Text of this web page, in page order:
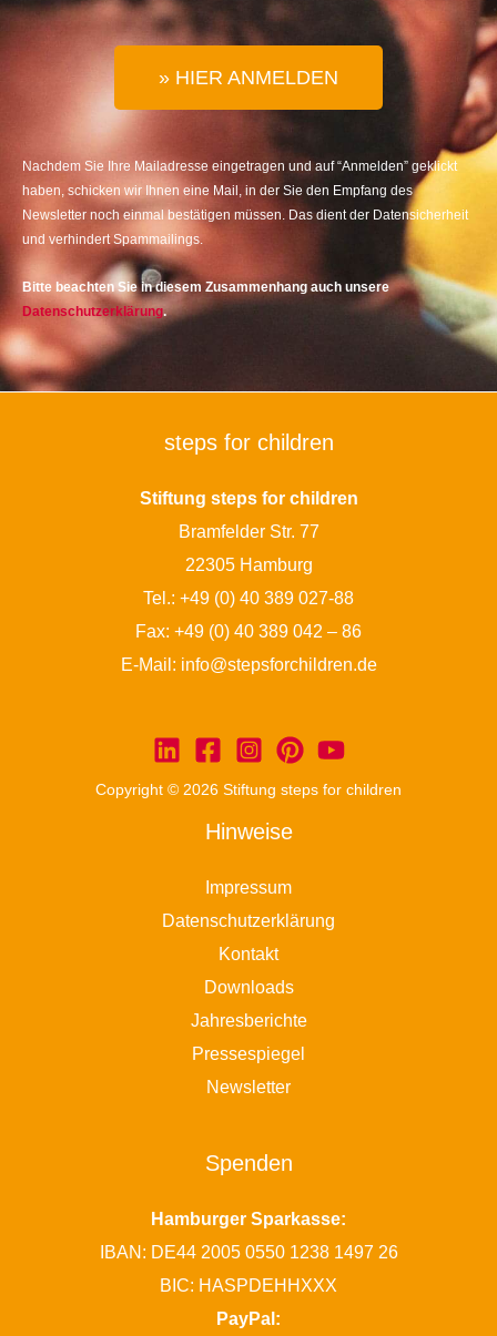
» HIER ANMELDEN
Nachdem Sie Ihre Mailadresse eingetragen und auf “Anmelden” geklickt
haben, schicken wir Ihnen eine Mail, in der Sie den Empfang des
Newsletter noch einmal bestätigen müssen. Das dient der Datensicherheit
und verhindert Spammailings.
Bitte beachten Sie in diesem Zusammenhang auch unsere
Datenschutzerklärung.
steps for children
Stiftung steps for children
Bramfelder Str. 77
22305 Hamburg
Tel.: +49 (0) 40 389 027-88
Fax: +49 (0) 40 389 042 – 86
E-Mail: info@stepsforchildren.de
Copyright © 2026 Stiftung steps for children
Hinweise
Impressum
Datenschutzerklärung
Kontakt
Downloads
Jahresberichte
Pressespiegel
Newsletter
Spenden
Hamburger Sparkasse:
IBAN: DE44 2005 0550 1238 1497 26
BIC: HASPDEHHXXX
PayPal: